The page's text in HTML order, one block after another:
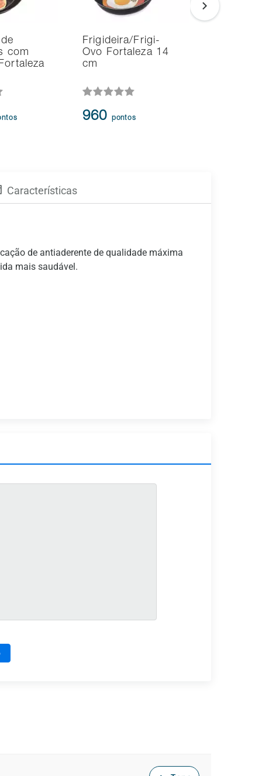
com
Frigideira/Frigi-
Ovo Fortaleza 14
cm
960 pontos
Características
de antiaderente de qualidade máxima
mais saudável.